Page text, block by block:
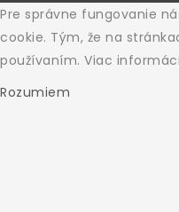
Pre správne fungovanie
cookie. Tým, že na
používaním. Viac
Rozumiem